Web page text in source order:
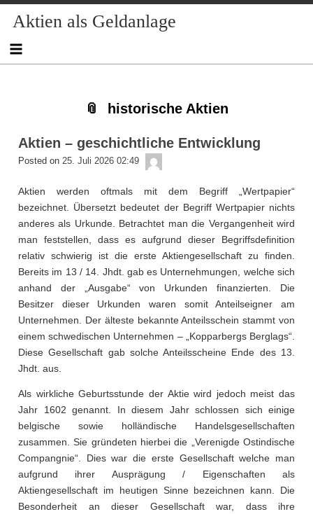
to
content
to
NAV_MENU-
to
NAV_MENU-
to
NAV_MENU-
to
MSCHANDL
to
TEXT-
to
TEXT-
to
TEXT-
Aktien als Geldanlage
historische Aktien
Aktien – geschichtliche Entwicklung
Posted on 25. Juli 2026 02:49
Aktien werden oftmals mit dem Begriff „Wertpapier“
bezeichnet. Übersetzt bedeutet der Begriff Wertpapier nichts
anderes als Urkunde. Betrachtet man die Vergangenheit wird
man feststellen, dass es aufgrund dieser Begriffsdefinition
relativ schwierig ist die erste Aktiengesellschaft zu finden.
Bereits im 13 / 14. Jhdt. gab es Unternehmungen, welche sich
anhand der „Ausgabe“ von Urkunden finanzierten. Die
Besitzer dieser Urkunden waren somit Anteilseigner am
Unternehmen. Der älteste bekannte Anteilsschein stammt von
einem schwedischen Unternehmen – „Kopparbergs Berglags“.
Diese Gesellschaft gab solche Anteilsscheine Ende des 13.
Jhdt. aus.
Als wirkliche Geburtsstunde der Aktie wird jedoch meist das
Jahr 1602 genannt. In diesem Jahr schlossen sich einige
belgische sowie holländische Handelsgesellschaften
zusammen. Sie gründeten hierbei die „Verenigde Ostindische
Compangnie“. Dies war die erste Gesellschaft welche man
aufgrund ihrer Ausprägung / Eigenschaften als
Aktiengesellschaft im heutigen Sinne bezeichnen kann. Die
Besonderheit an dieser Gesellschaft war, dass ihre